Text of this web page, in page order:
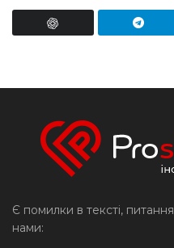
Є помилки в тексті, питання
нами: